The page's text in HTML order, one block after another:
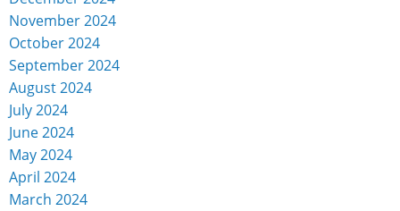
November 2024
October 2024
September 2024
August 2024
July 2024
June 2024
May 2024
April 2024
March 2024